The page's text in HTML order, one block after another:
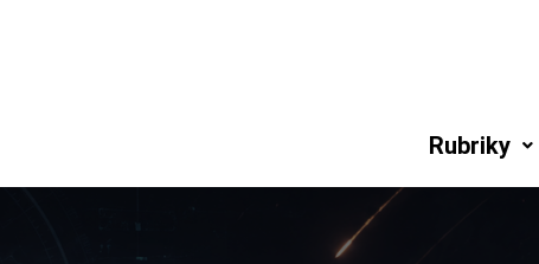
Rubriky